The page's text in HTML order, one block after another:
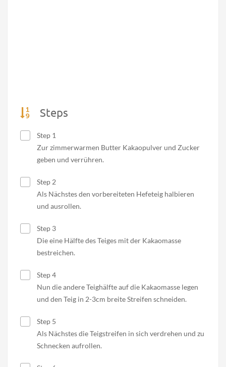
Steps
Step 1
Zur zimmerwarmen Butter Kakaopulver und Zucker
geben und verrühren.
Step 2
Als Nächstes den vorbereiteten Hefeteig halbieren
und ausrollen.
Step 3
Die eine Hälfte des Teiges mit der Kakaomasse
bestreichen.
Step 4
Nun die andere Teighälfte auf die Kakaomasse legen
und den Teig in 2-3cm breite Streifen schneiden.
Step 5
Als Nächstes die Teigstreifen in sich verdrehen und zu
Schnecken aufrollen.